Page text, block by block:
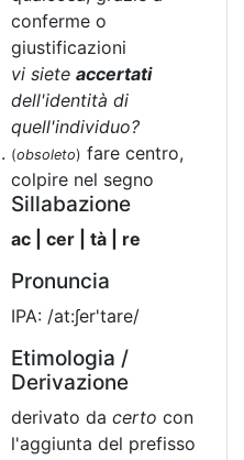
conferme o
giustificazioni
vi siete accertati
dell'identità di
quell'individuo?
(obsoleto) fare centro,
colpire nel segno
Sillabazione
ac | cer | tà | re
Pronuncia
IPA: /at:∫er'tare/
Etimologia /
Derivazione
derivato da certo con
l'aggiunta del prefisso